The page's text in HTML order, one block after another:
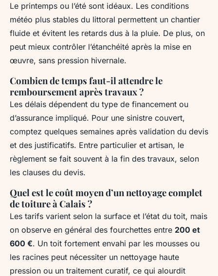
Le printemps ou l’été sont idéaux. Les conditions
météo plus stables du littoral permettent un chantier
fluide et évitent les retards dus à la pluie. De plus, on
peut mieux contrôler l’étanchéité après la mise en
œuvre, sans pression hivernale.
Combien de temps faut-il attendre le
remboursement après travaux ?
Les délais dépendent du type de financement ou
d’assurance impliqué. Pour une sinistre couvert,
comptez quelques semaines après validation du devis
et des justificatifs. Entre particulier et artisan, le
règlement se fait souvent à la fin des travaux, selon
les clauses du devis.
Quel est le coût moyen d’un nettoyage complet
de toiture à Calais ?
Les tarifs varient selon la surface et l’état du toit, mais
on observe en général des fourchettes entre 200 et
600 €. Un toit fortement envahi par les mousses ou
les racines peut nécessiter un nettoyage haute
pression ou un traitement curatif, ce qui alourdit